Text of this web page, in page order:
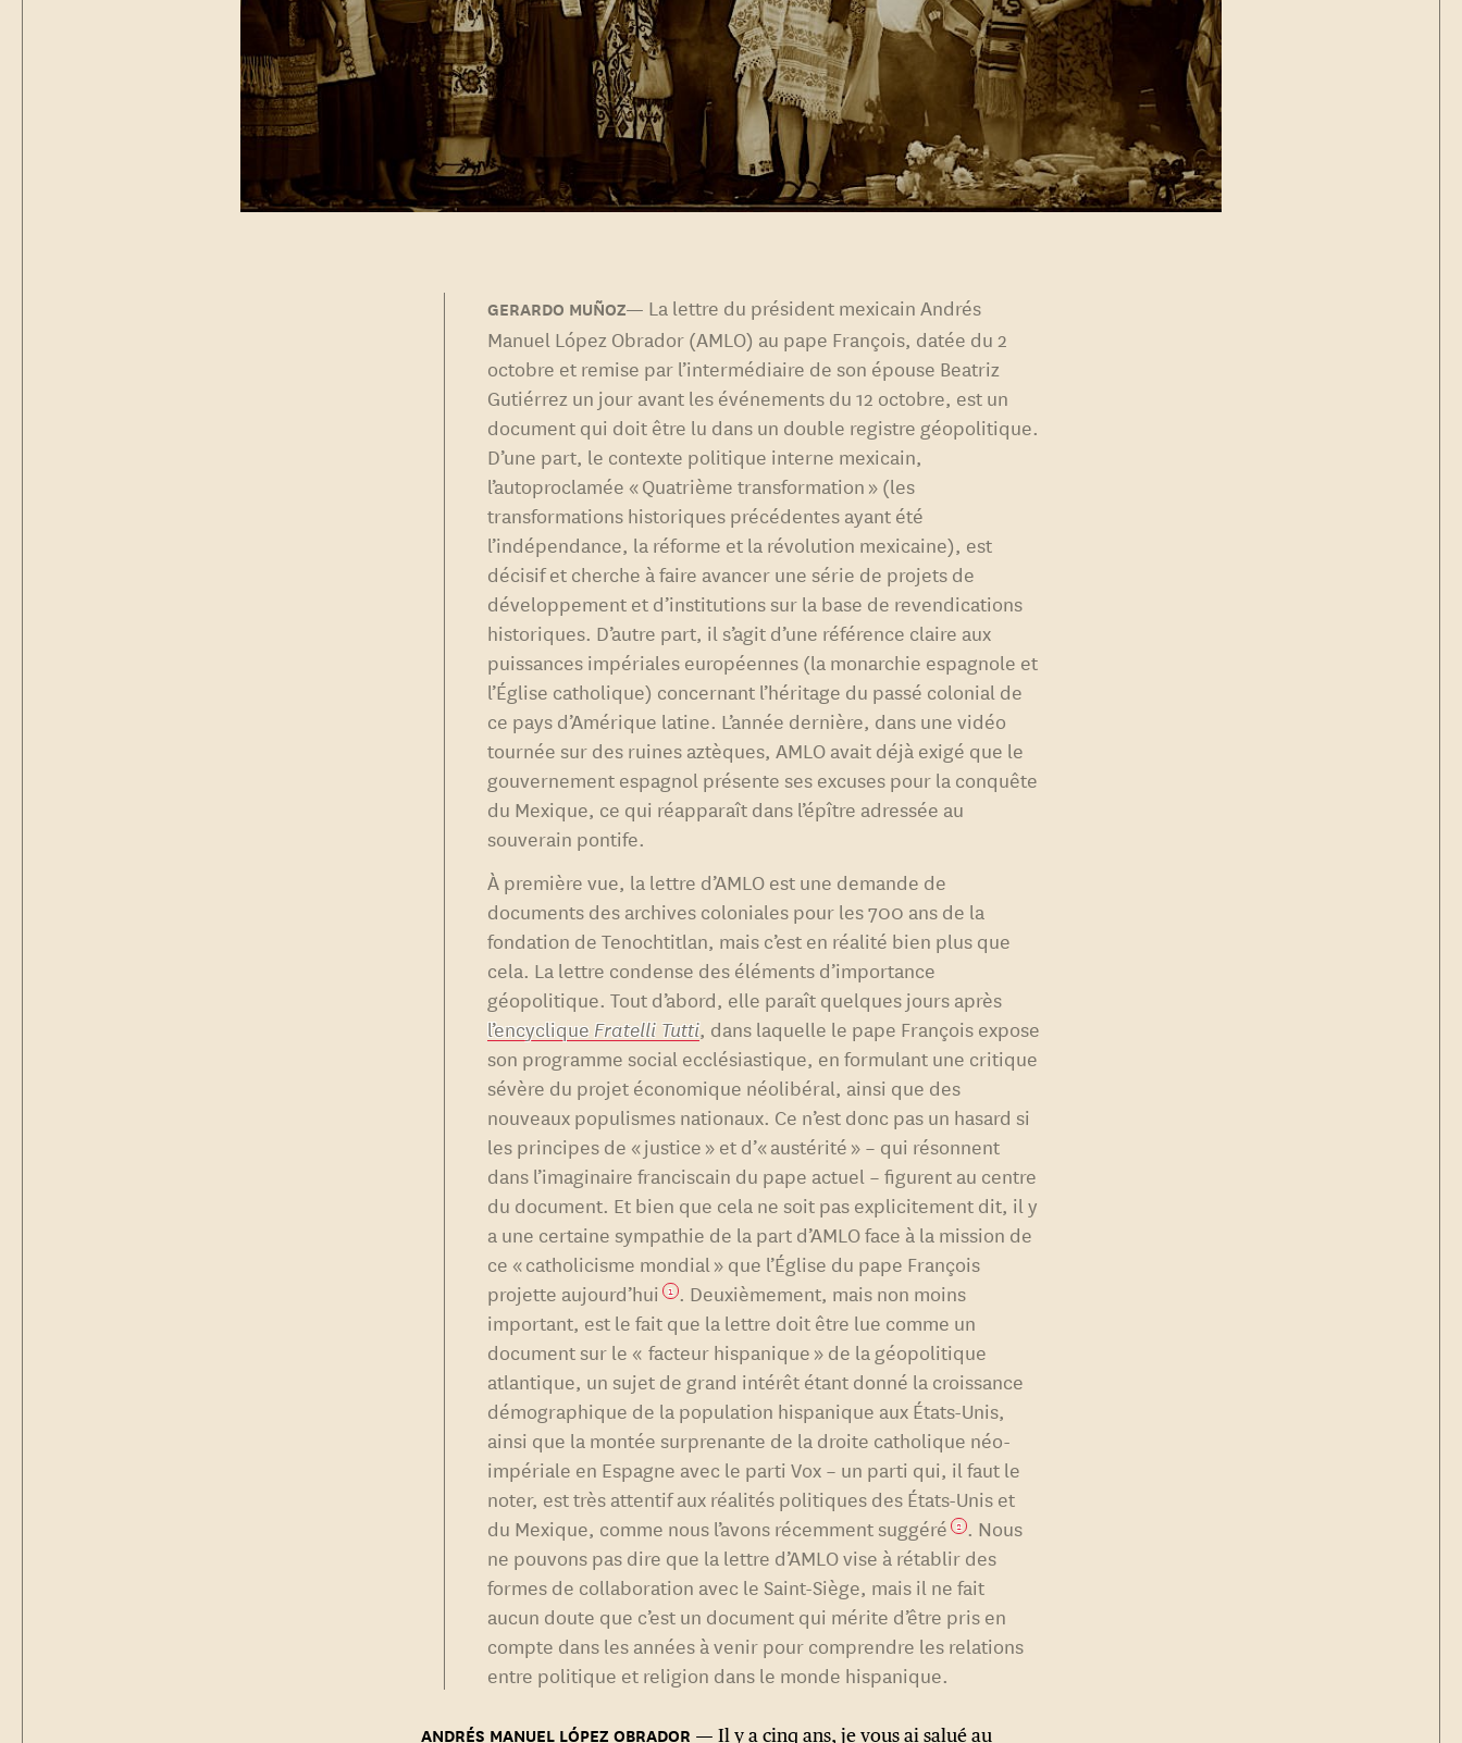
La lettre du président mexicain Andrés
Manuel López Obrador (AMLO) au pape François, datée du 2
octobre et remise par l’intermédiaire de son épouse Beatriz
Gutiérrez un jour avant les événements du 12 octobre, est un
document qui doit être lu dans un double registre géopolitique.
D’une part, le contexte politique interne mexicain,
l’autoproclamée « Quatrième transformation » (les
transformations historiques précédentes ayant été
l’indépendance, la réforme et la révolution mexicaine), est
décisif et cherche à faire avancer une série de projets de
développement et d’institutions sur la base de revendications
historiques. D’autre part, il s’agit d’une référence claire aux
puissances impériales européennes (la monarchie espagnole et
l’Église catholique) concernant l’héritage du passé colonial de
ce pays d’Amérique latine. L’année dernière, dans une vidéo
tournée sur des ruines aztèques, AMLO avait déjà exigé que le
gouvernement espagnol présente ses excuses pour la conquête
du Mexique, ce qui réapparaît dans l’épître adressée au
souverain pontife.
À première vue, la lettre d’AMLO est une demande de
documents des archives coloniales pour les 700 ans de la
fondation de Tenochtitlan, mais c’est en réalité bien plus que
cela. La lettre condense des éléments d’importance
géopolitique. Tout d’abord, elle paraît quelques jours après
l’encycliqueFratelli Tutti, dans laquelle le pape François expose
son programme social ecclésiastique, en formulant une critique
sévère du projet économique néolibéral, ainsi que des
nouveaux populismes nationaux. Ce n’est donc pas un hasard si
les principes de « justice » et d’« austérité » – qui résonnent
dans l’imaginaire franciscain du pape actuel – figurent au centre
du document. Et bien que cela ne soit pas explicitement dit, il y
a une certaine sympathie de la part d’AMLO face à la mission de
ce « catholicisme mondial » que l’Église du pape François
projette aujourd’hui 1 . Deuxièmement, mais non moins
important, est le fait que la lettre doit être lue comme un
document sur le « facteur hispanique » de la géopolitique
atlantique, un sujet de grand intérêt étant donné la croissance
démographique de la population hispanique aux États-Unis,
ainsi que la montée surprenante de la droite catholique néo-
impériale en Espagne avec le parti Vox – un parti qui, il faut le
noter, est très attentif aux réalités politiques des États-Unis et
du Mexique, comme nous l’avons récemment suggéré 2 . Nous
ne pouvons pas dire que la lettre d’AMLO vise à rétablir des
formes de collaboration avec le Saint-Siège, mais il ne fait
aucun doute que c’est un document qui mérite d’être pris en
compte dans les années à venir pour comprendre les relations
entre politique et religion dans le monde hispanique.
Il y a cinq ans, je vous ai salué au